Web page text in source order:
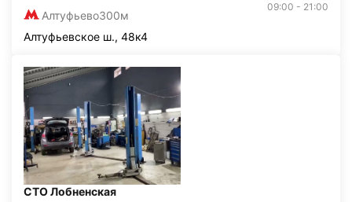
Алтуфьево300м
09:00 - 21:00
Алтуфьевское ш., 48к4
СТО Лобненская